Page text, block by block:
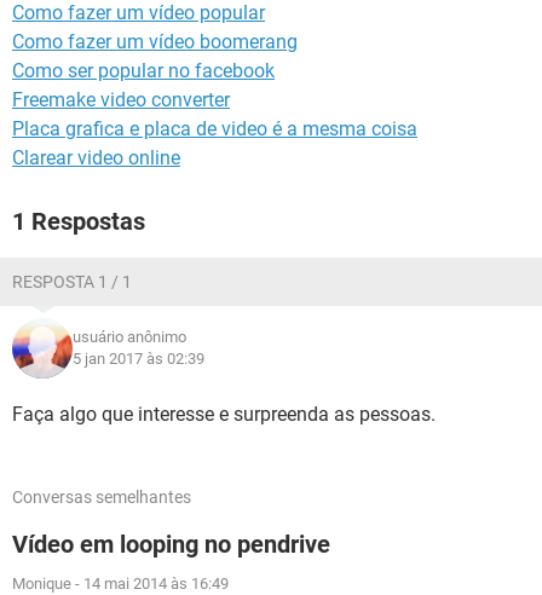
GUIA DE COMPRAS
Como fazer um vídeo popular
Como fazer um vídeo boomerang
Como ser popular no facebook
Freemake video converter
Placa grafica e placa de video é a mesma coisa
Clarear video online
1 Respostas
RESPOSTA 1 / 1
usuário anônimo
5 jan 2017 às 02:39
Faça algo que interesse e surpreenda as pessoas.
Conversas semelhantes
Vídeo em looping no pendrive
Monique - 14 mai 2014 às 16:49